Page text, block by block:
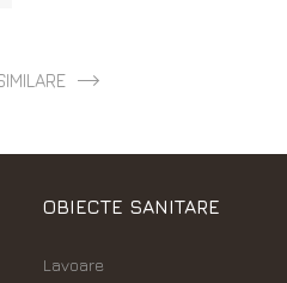
OBIECTE SANITARE
Lavoare